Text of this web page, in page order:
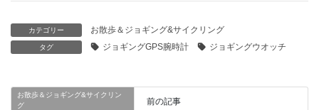
カテゴリー お散歩＆ジョギング&サイクリング
タグ ジョギングGPS腕時計 ジョギングウオッチ
お散歩＆ジョギング&サイクリン
グ
前の記事